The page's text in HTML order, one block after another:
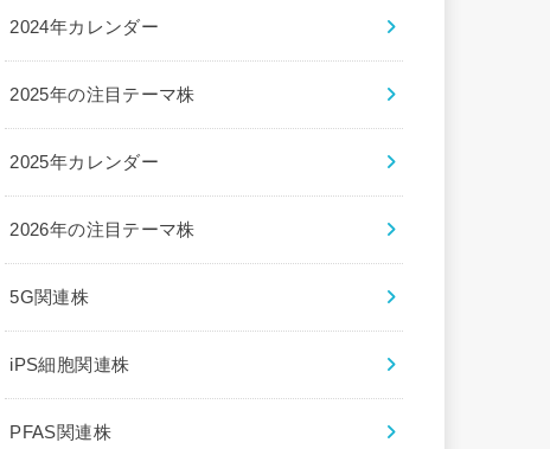
2024年カレンダー
2025年の注目テーマ株
2025年カレンダー
2026年の注目テーマ株
5G関連株
iPS細胞関連株
PFAS関連株